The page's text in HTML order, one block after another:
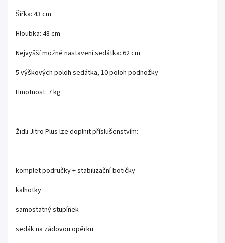
Šířka: 43 cm
Hloubka: 48 cm
Nejvyšší možné nastavení sedátka: 62 cm
5 výškových poloh sedátka, 10 poloh podnožky
Hmotnost: 7 kg
Židli Jitro Plus lze doplnit příslušenstvím:
komplet područky + stabilizační botičky
kalhotky
samostatný stupínek
sedák na zádovou opěrku